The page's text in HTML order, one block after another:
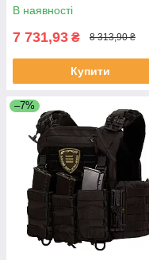
В наявності
7 731,93 ₴ 8 313,90 ₴
Купити
–7%